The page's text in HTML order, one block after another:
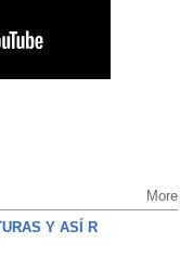
More
Y ASÍ R